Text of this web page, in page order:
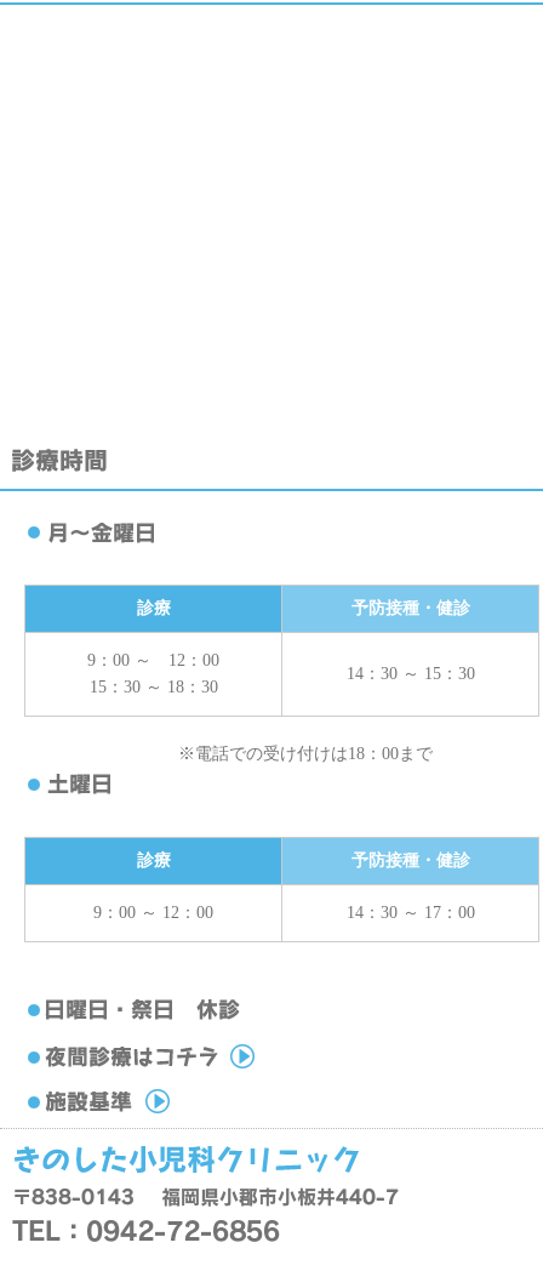
診療 予防接種・健診
9：00 ～ 12：00
15：30 ～ 18：30
14：30 ～ 15：30
※電話での受け付けは18：00まで
診療 予防接種・健診
9：00 ～ 12：00 14：30 ～ 17：00